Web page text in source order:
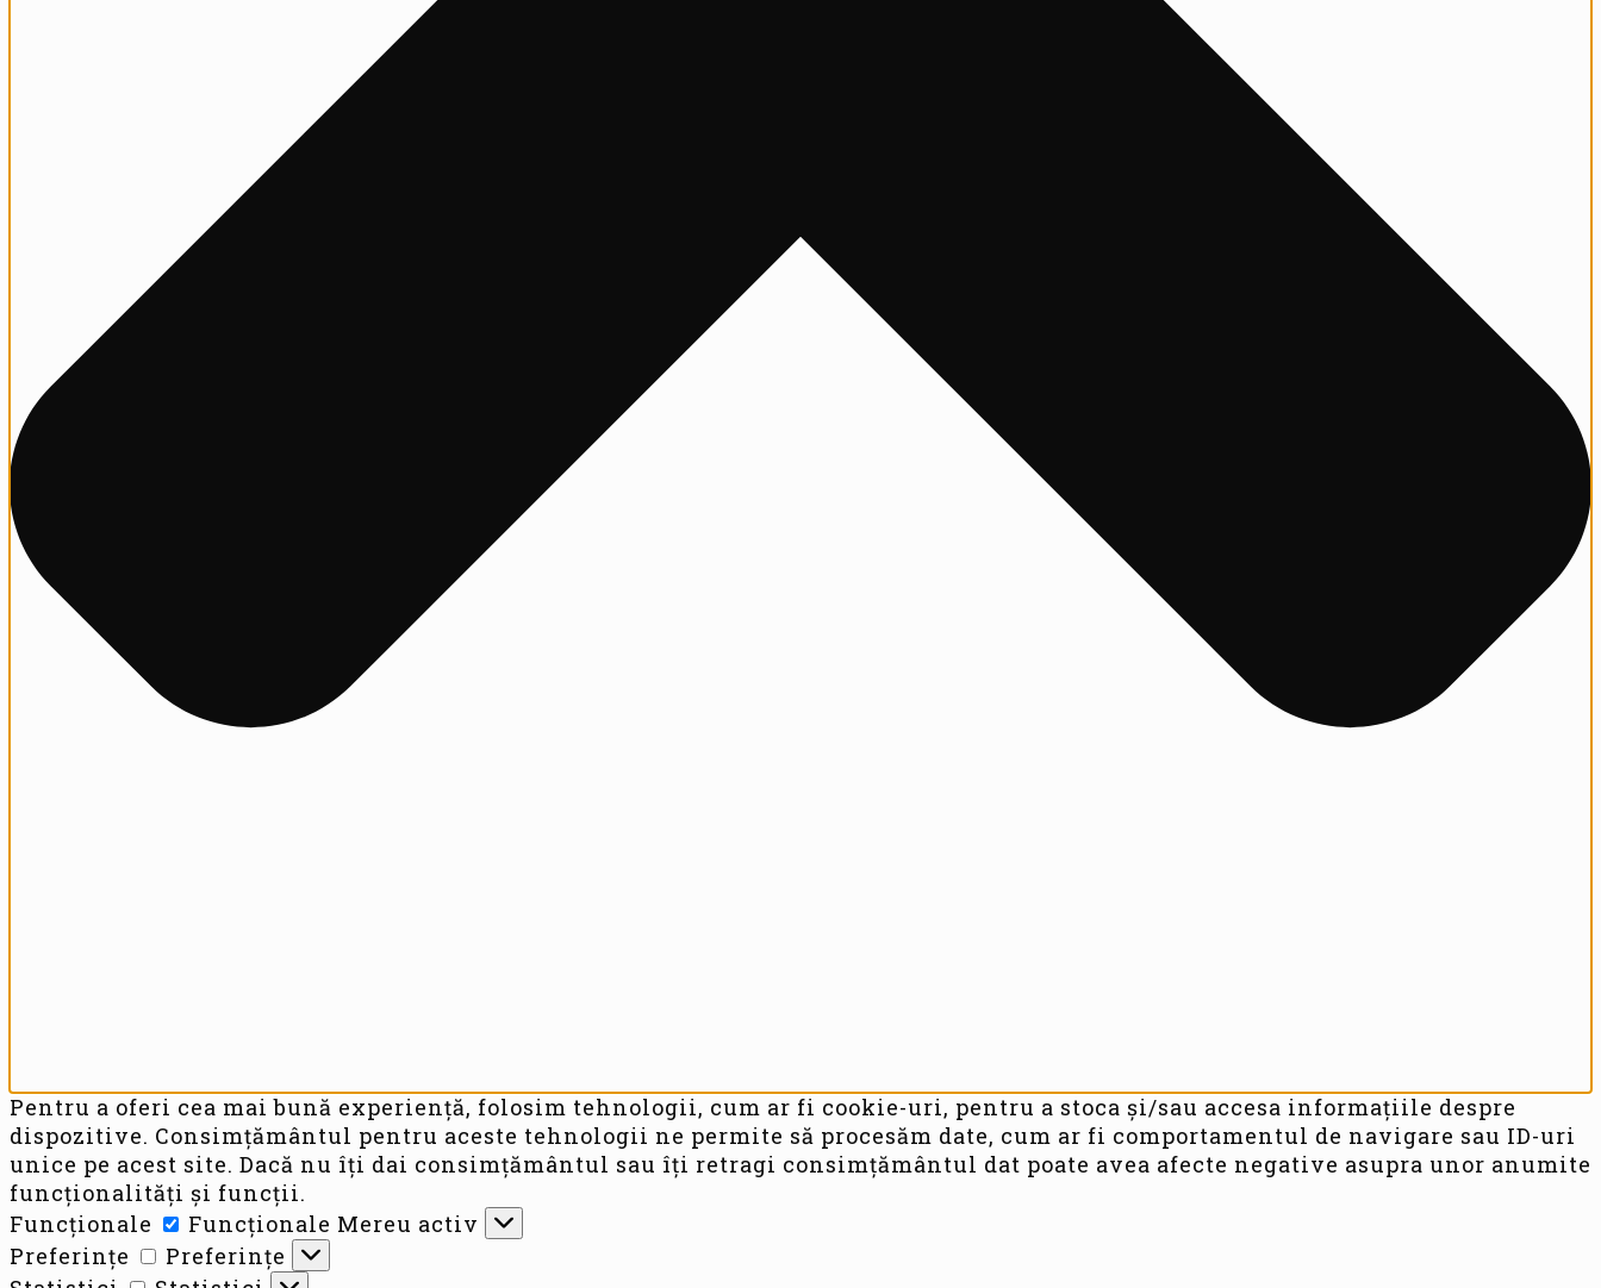
Pentru a oferi cea mai bună experiență, folosim tehnologii, cum ar fi cookie-uri, pentru a stoca și/sau accesa informațiile despre
dispozitive. Consimțământul pentru aceste tehnologii ne permite să procesăm date, cum ar fi comportamentul de navigare sau ID-uri
unice pe acest site. Dacă nu îți dai consimțământul sau îți retragi consimțământul dat poate avea afecte negative asupra unor anumite
funcționalități și funcții.
Funcționale
Funcționale Mereu activ
Preferințe
Preferințe